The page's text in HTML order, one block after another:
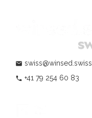
mail swiss@winsed.swiss
phone +41 79 254 60 83